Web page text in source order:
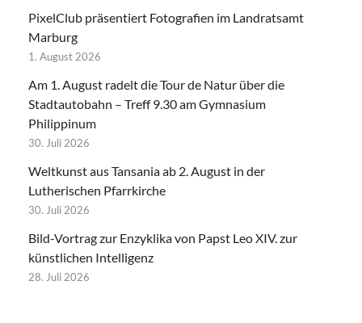
PixelClub präsentiert Fotografien im Landratsamt
Marburg
1. August 2026
Am 1. August radelt die Tour de Natur über die
Stadtautobahn – Treff 9.30 am Gymnasium
Philippinum
30. Juli 2026
Weltkunst aus Tansania ab 2. August in der
Lutherischen Pfarrkirche
30. Juli 2026
Bild-Vortrag zur Enzyklika von Papst Leo XIV. zur
künstlichen Intelligenz
28. Juli 2026